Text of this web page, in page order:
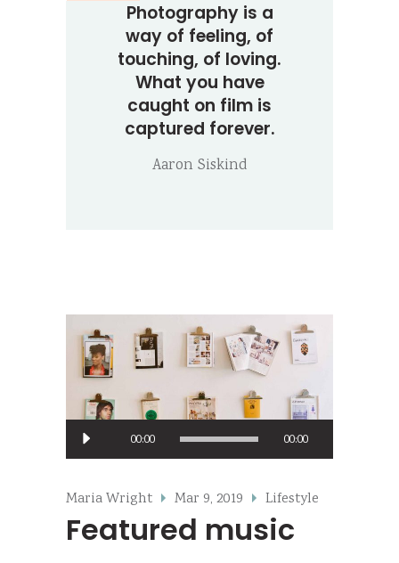
Photography is a
way of feeling, of
touching, of loving.
What you have
caught on film is
captured forever.
Aaron Siskind
Audio
Player
00:00 00:00
Maria Wright Mar 9, 2019 Lifestyle
Featured music